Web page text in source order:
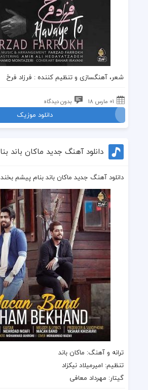
شعر، آهنگسازی و تنظیم کننده : فرزاد فرخ
01 مارس 18 بدون دیدگاه
دانلود موزیک
دانلود آهنگ جدید ماکان باند بنام پیشم بخند
ترانه وآهنگ: ماکان باند
تنظیم: امیرمیلاد نیکزاد
گیتار: مهرداد معافی